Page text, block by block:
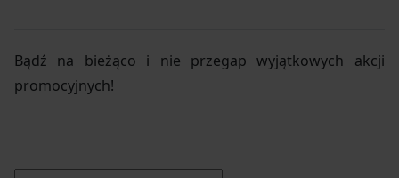
Bądź na bieżąco i nie przegap wyjątkowych akcji
promocyjnych!